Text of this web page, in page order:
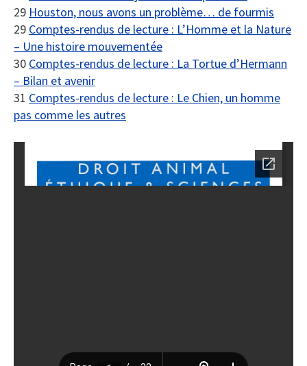
29 Houston, nous avons un problème… de fourmis
29 Comptes-rendus de lecture : L’Homme et la Nature
– Une histoire mouvementée
30 Comptes-rendus de lecture : La Tortue d’Hermann
– Bilan et avenir
31 Comptes-rendus de lecture : Le Chien, un homme
pas comme les autres